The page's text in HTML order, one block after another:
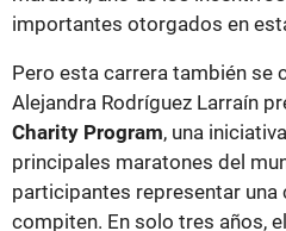
importantes otorgados en
Pero esta carrera también se
Alejandra Rodríguez Larraín
Charity Program, una
principales maratones del
participantes representar una
compiten. En solo tres años,